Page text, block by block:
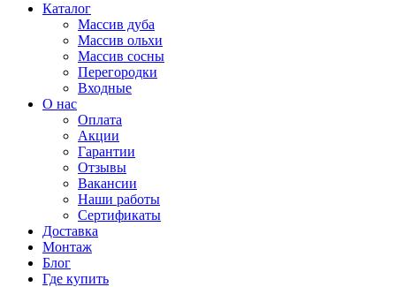
Каталог
Массив дуба
Массив ольхи
Массив сосны
Перегородки
Входные
О нас
Оплата
Акции
Гарантии
Отзывы
Вакансии
Наши работы
Сертификаты
Доставка
Монтаж
Блог
Где купить